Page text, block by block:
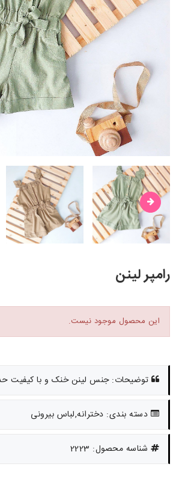
رامپر لینن
این محصول موجود نیست.
توضیحات: جنس لینن خنک و با کیفیت حدود 8ماه تا
دسته بندی: دخترانه,لباس بیرونی
شناسه محصول: 2223